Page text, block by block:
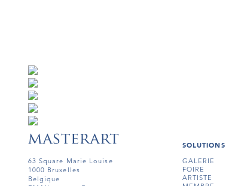
63 Square Marie Louise
1000 Bruxelles
Belgique
SOLUTIONS
GALERIE
FOIRE
ARTISTE